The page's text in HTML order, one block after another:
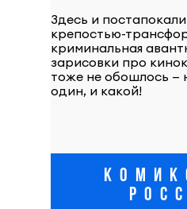
Здесь и
крепостью-
криминальная
зарисовки про
тоже не обошлось —
один, и какой!